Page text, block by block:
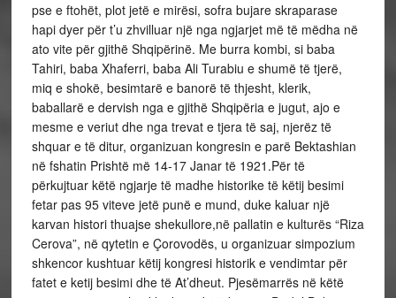
pse e ftohët, plot jetë e mirësi, sofra bujare skraparase
hapi dyer për t’u zhvilluar një nga ngjarjet më të mëdha në
ato vite për gjithë Shqipërinë. Me burra kombi, si baba
Tahiri, baba Xhaferri, baba Ali Turabiu e shumë të tjerë,
miq e shokë, besimtarë e banorë të thjesht, klerik,
baballarë e dervish nga e gjithë Shqipëria e jugut, ajo e
mesme e veriut dhe nga trevat e tjera të saj, njerëz të
shquar e të ditur, organizuan kongresin e parë Bektashian
në fshatin Prishtë më 14-17 Janar të 1921.Për të
përkujtuar këtë ngjarje të madhe historike të këtij besimi
fetar pas 95 viteve jetë punë e mund, duke kaluar një
karvan histori thuajse shekullore,në pallatin e kulturës “Riza
Cerova”, në qytetin e Çorovodës, u organizuar simpozium
shkencor kushtuar këtij kongresi historik e vendimtar për
fatet e ketij besimi dhe të At’dheut. Pjesëmarrës në këtë